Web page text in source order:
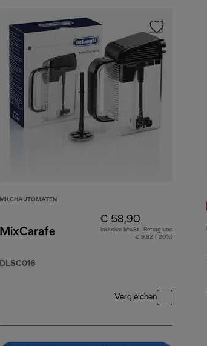
MILCHAUTOMATEN
MixCarafe
DLSC016
€ 58,90
Inklusive MwSt.-Betrag von
€ 9,82 ( 20%)
Vergleichen